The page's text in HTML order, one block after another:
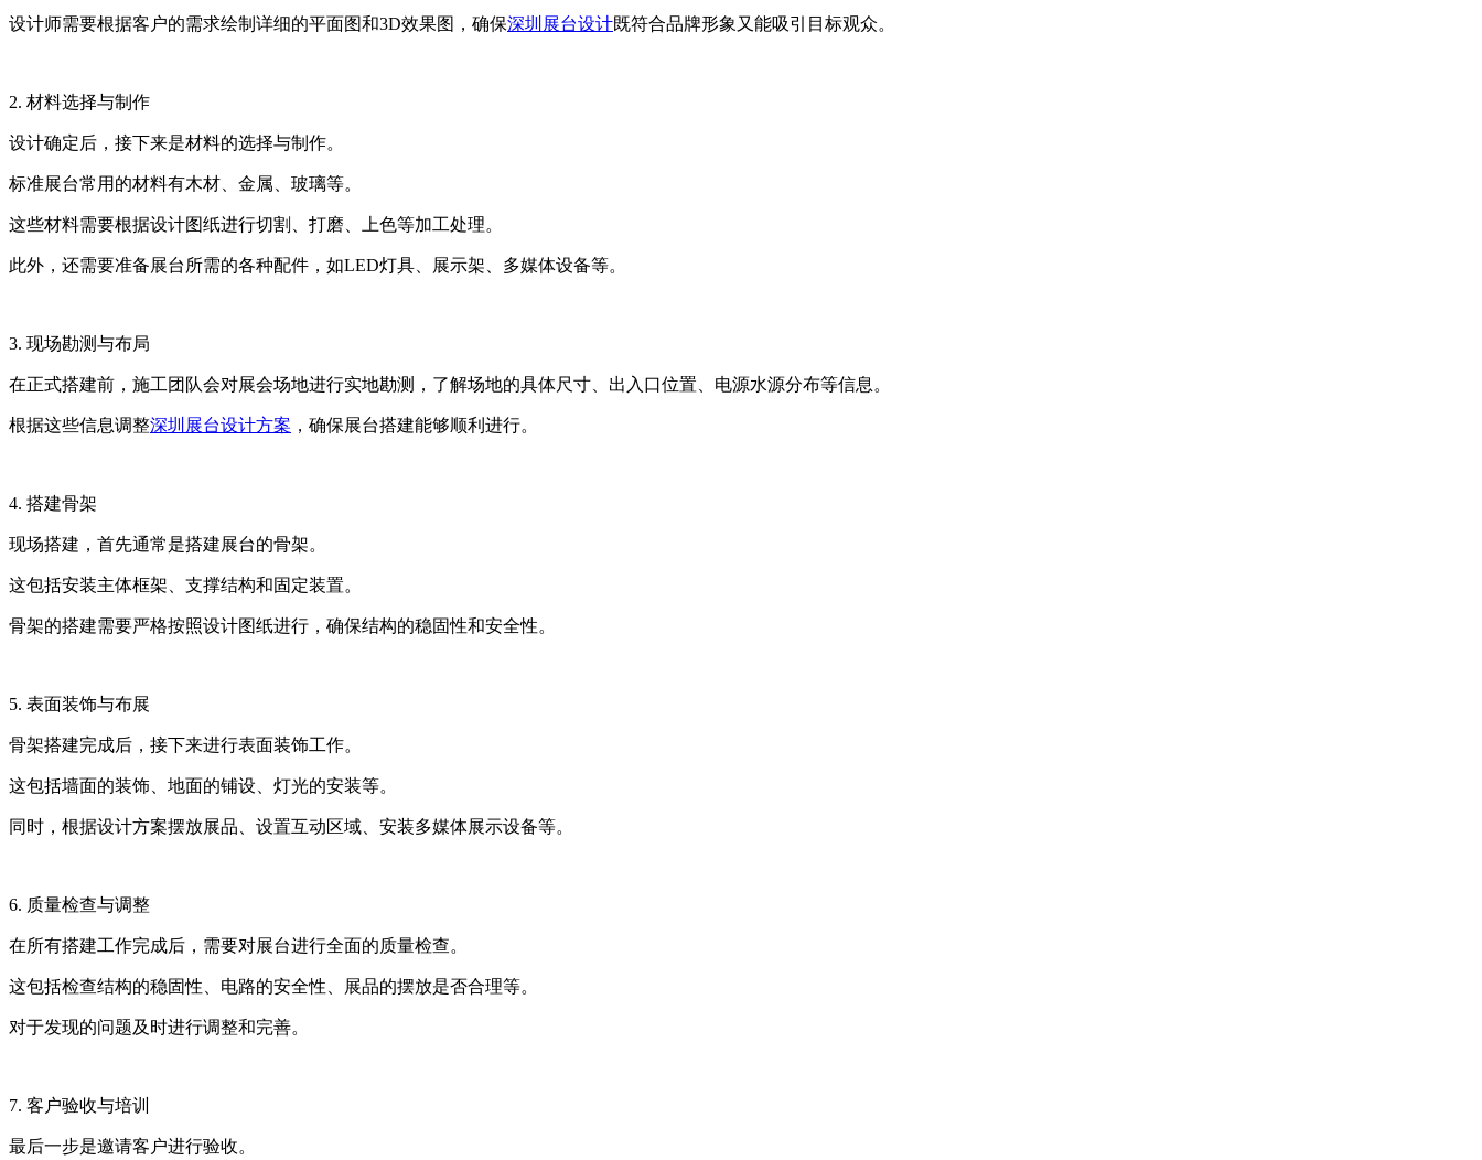
设计师需要根据客户的需求绘制详细的平面图和3D效果图，确保深圳展台设计既符合品牌形象又能吸引目标观众。
2. 材料选择与制作
设计确定后，接下来是材料的选择与制作。
标准展台常用的材料有木材、金属、玻璃等。
这些材料需要根据设计图纸进行切割、打磨、上色等加工处理。
此外，还需要准备展台所需的各种配件，如LED灯具、展示架、多媒体设备等。
3. 现场勘测与布局
在正式搭建前，施工团队会对展会场地进行实地勘测，了解场地的具体尺寸、出入口位置、电源水源分布等信息。
根据这些信息调整深圳展台设计方案 ，确保展台搭建能够顺利进行。
4. 搭建骨架
现场搭建，首先通常是搭建展台的骨架。
这包括安装主体框架、支撑结构和固定装置。
骨架的搭建需要严格按照设计图纸进行，确保结构的稳固性和安全性。
5. 表面装饰与布展
骨架搭建完成后，接下来进行表面装饰工作。
这包括墙面的装饰、地面的铺设、灯光的安装等。
同时，根据设计方案摆放展品、设置互动区域、安装多媒体展示设备等。
6. 质量检查与调整
在所有搭建工作完成后，需要对展台进行全面的质量检查。
这包括检查结构的稳固性、电路的安全性、展品的摆放是否合理等。
对于发现的问题及时进行调整和完善。
7. 客户验收与培训
最后一步是邀请客户进行验收。